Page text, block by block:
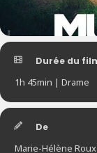
Durée du
1h 45min | Drame
De
Marie-Hélène Roux